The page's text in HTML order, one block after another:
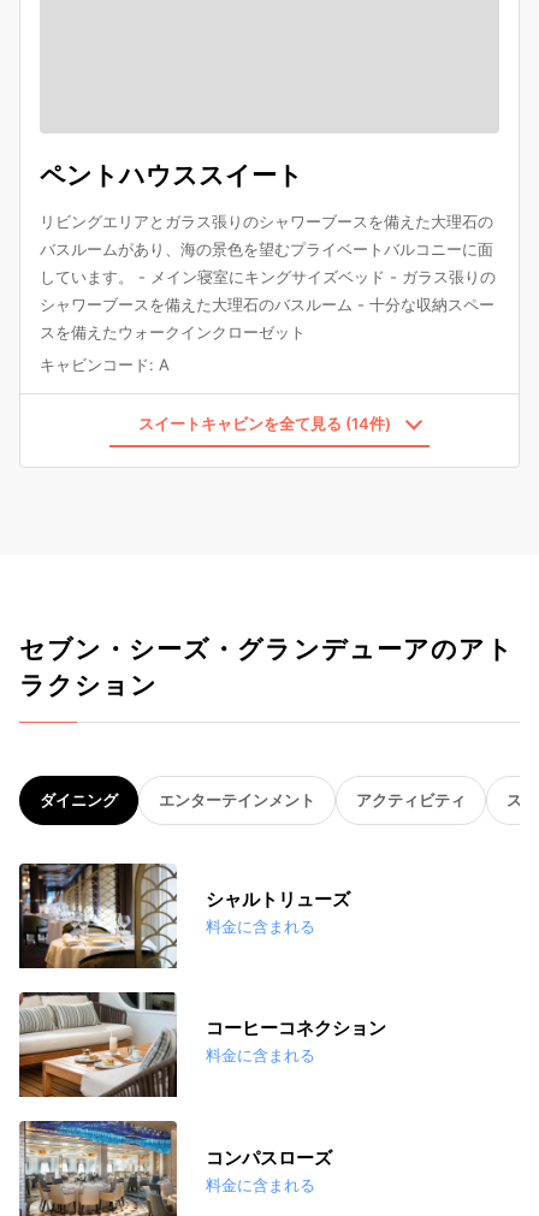
ペントハウススイート
リビングエリアとガラス張りのシャワーブースを備えた大理石の
バスルームがあり、海の景色を望むプライベートバルコニーに面
しています。 - メイン寝室にキングサイズベッド - ガラス張りの
シャワーブースを備えた大理石のバスルーム - 十分な収納スペー
スを備えたウォークインクローゼット
キャビンコード: A
スイートキャビンを全て見る (14件)
セブン・シーズ・グランデューアのアト
ラクション
ダイニング エンターテインメント アクティビティ ス
シャルトリューズ
料金に含まれる
コーヒーコネクション
料金に含まれる
コンパスローズ
料金に含まれる